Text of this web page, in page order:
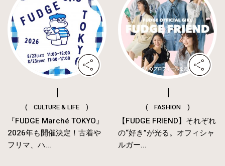
( CULTURE & LIFE )
『FUDGE Marché TOKYO』
2026年も開催決定！古着や
フリマ、ハ...
( FASHION )
【FUDGE FRIEND】それぞれ
の“好き”が光る。オフィシャ
ルガー...